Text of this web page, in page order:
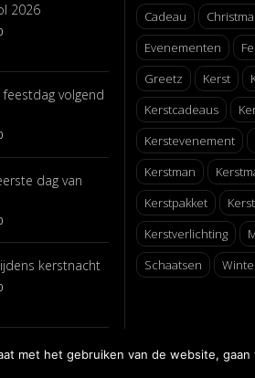
2026
volgend
dag van
kerstnacht
Cadeau
Evenementen
Greetz
Kerst
Kerstcadeaus
Kerstevenement
Kerstman
Kerstpakket
Kerstverlichting
Schaatsen
met het gebruiken van de website,